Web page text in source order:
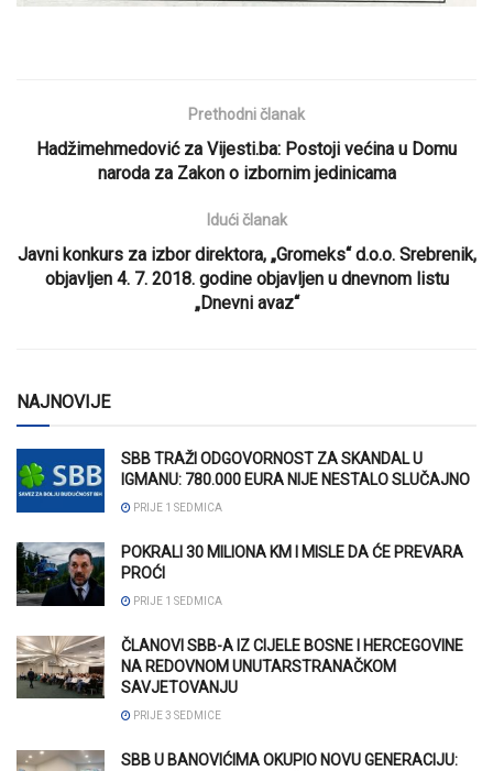
Prethodni članak
Hadžimehmedović za Vijesti.ba: Postoji većina u Domu
naroda za Zakon o izbornim jedinicama
Idući članak
Javni konkurs za izbor direktora, „Gromeks“ d.o.o. Srebrenik,
objavljen 4. 7. 2018. godine objavljen u dnevnom listu
„Dnevni avaz“
NAJNOVIJE
SBB TRAŽI ODGOVORNOST ZA SKANDAL U
IGMANU: 780.000 EURA NIJE NESTALO SLUČAJNO
PRIJE 1 SEDMICA
POKRALI 30 MILIONA KM I MISLE DA ĆE PREVARA
PROĆI
PRIJE 1 SEDMICA
ČLANOVI SBB-A IZ CIJELE BOSNE I HERCEGOVINE
NA REDOVNOM UNUTARSTRANAČKOM
SAVJETOVANJU
PRIJE 3 SEDMICE
SBB U BANOVIĆIMA OKUPIO NOVU GENERACIJU: